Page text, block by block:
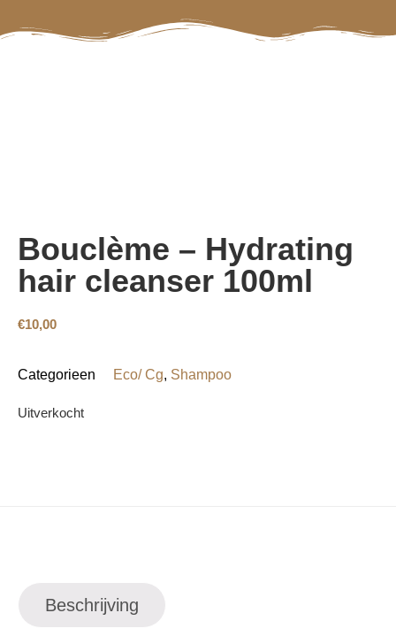
Bouclème – Hydrating
hair cleanser 100ml
€10,00
Categorieen Eco/ Cg, Shampoo
Uitverkocht
Beschrijving